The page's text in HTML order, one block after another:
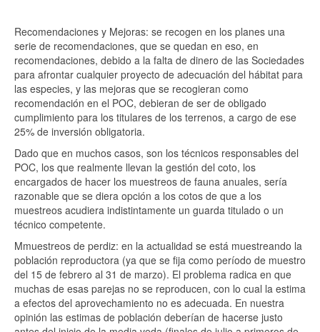
Recomendaciones y Mejoras: se recogen en los planes una
serie de recomendaciones, que se quedan en eso, en
recomendaciones, debido a la falta de dinero de las Sociedades
para afrontar cualquier proyecto de adecuación del hábitat para
las especies, y las mejoras que se recogieran como
recomendación en el POC, debieran de ser de obligado
cumplimiento para los titulares de los terrenos, a cargo de ese
25% de inversión obligatoria.
Dado que en muchos casos, son los técnicos responsables del
POC, los que realmente llevan la gestión del coto, los
encargados de hacer los muestreos de fauna anuales, sería
razonable que se diera opción a los cotos de que a los
muestreos acudiera indistintamente un guarda titulado o un
técnico competente.
Mmuestreos de perdiz: en la actualidad se está muestreando la
población reproductora (ya que se fija como período de muestro
del 15 de febrero al 31 de marzo). El problema radica en que
muchas de esas parejas no se reproducen, con lo cual la estima
a efectos del aprovechamiento no es adecuada. En nuestra
opinión las estimas de población deberían de hacerse justo